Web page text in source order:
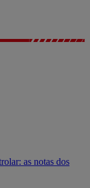
as notas dos